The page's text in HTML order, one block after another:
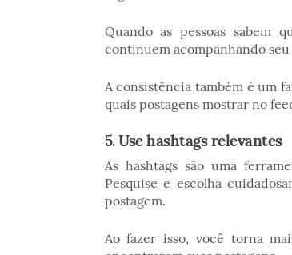
Quando as pessoas sabem
continuem acompanhando
A consistência também é um
quais postagens mostrar no
5. Use hashtags relevantes
As hashtags são uma
Pesquise e escolha
postagem.
Ao fazer isso, você torna